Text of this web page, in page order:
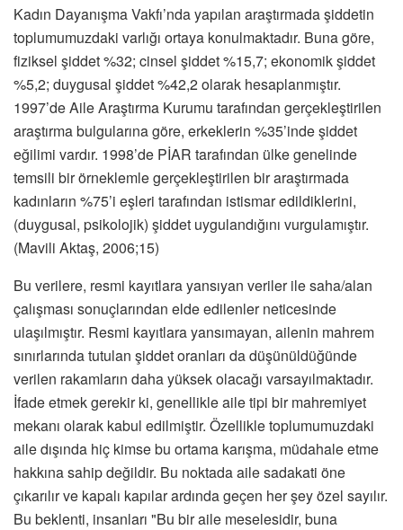
Kadın Dayanışma Vakfı’nda yapılan araştırmada şiddetin
toplumumuzdaki varlığı ortaya konulmaktadır. Buna göre,
fiziksel şiddet %32; cinsel şiddet %15,7; ekonomik şiddet
%5,2; duygusal şiddet %42,2 olarak hesaplanmıştır.
1997’de Aile Araştırma Kurumu tarafından gerçekleştirilen
araştırma bulgularına göre, erkeklerin %35’inde şiddet
eğilimi vardır. 1998’de PİAR tarafından ülke genelinde
temsili bir örneklemle gerçekleştirilen bir araştırmada
kadınların %75’i eşleri tarafından istismar edildiklerini,
(duygusal, psikolojik) şiddet uygulandığını vurgulamıştır.
(Mavili Aktaş, 2006;15)
Bu verilere, resmi kayıtlara yansıyan veriler ile saha/alan
çalışması sonuçlarından elde edilenler neticesinde
ulaşılmıştır. Resmi kayıtlara yansımayan, ailenin mahrem
sınırlarında tutulan şiddet oranları da düşünüldüğünde
verilen rakamların daha yüksek olacağı varsayılmaktadır.
İfade etmek gerekir ki, genellikle aile tipi bir mahremiyet
mekanı olarak kabul edilmiştir. Özellikle toplumumuzdaki
aile dışında hiç kimse bu ortama karışma, müdahale etme
hakkına sahip değildir. Bu noktada aile sadakati öne
çıkarılır ve kapalı kapılar ardında geçen her şey özel sayılır.
Bu beklenti, insanları "Bu bir aile meselesidir, buna